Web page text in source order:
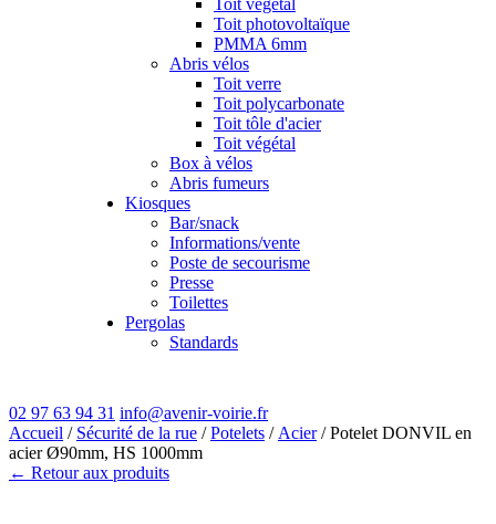
Toit végétal
Toit photovoltaïque
PMMA 6mm
Abris vélos
Toit verre
Toit polycarbonate
Toit tôle d'acier
Toit végétal
Box à vélos
Abris fumeurs
Kiosques
Bar/snack
Informations/vente
Poste de secourisme
Presse
Toilettes
Pergolas
Standards
02 97 63 94 31 info@avenir-voirie.fr
Accueil / Sécurité de la rue /Potelets / Acier/ Potelet DONVIL en
acier Ø90mm, HS 1000mm
← Retour aux produits